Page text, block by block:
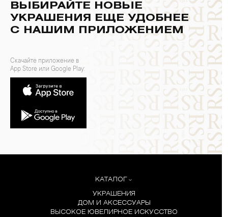
ВЫБИРАЙТЕ НОВЫЕ
УКРАШЕНИЯ ЕЩЕ УДОБНЕЕ
С НАШИМ ПРИЛОЖЕНИЕМ
Скачайте приложение в
App Store или Google Play:
КАТАЛОГ
УКРАШЕНИЯ
ДОМ И АКСЕССУАРЫ
ВЫСОКОЕ ЮВЕЛИРНОЕ ИСКУССТВО